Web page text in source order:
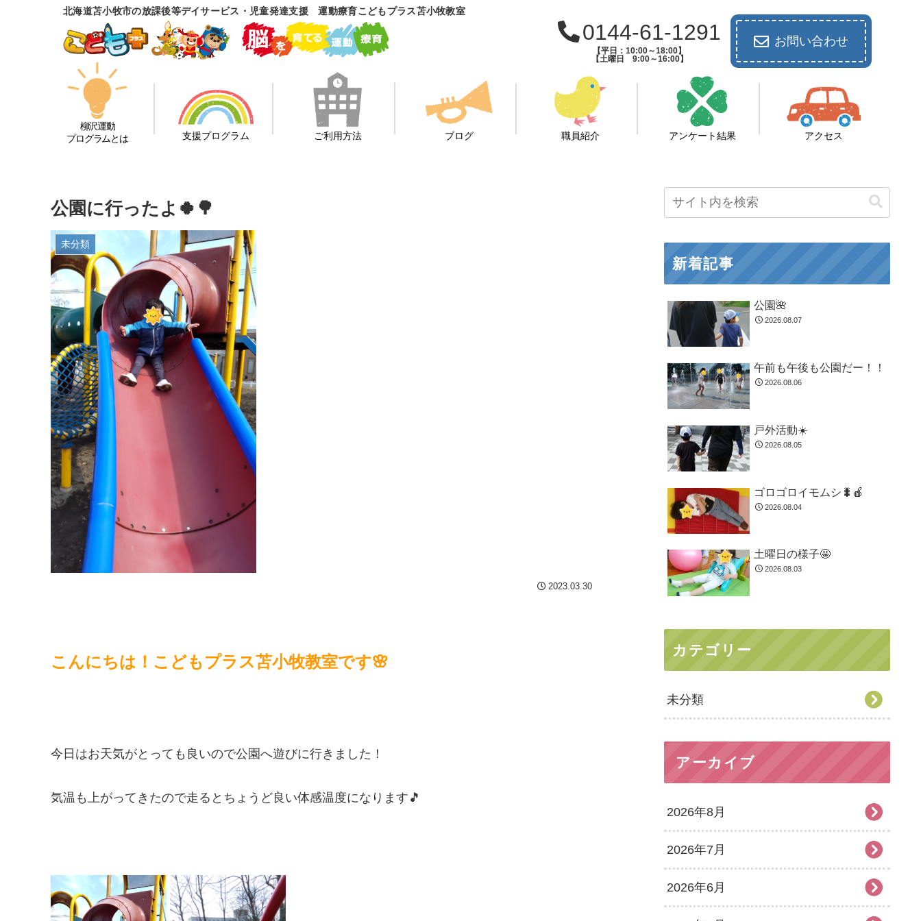
北海道苫小牧市の放課後等デイサービス・児童発達支援 運動療育こどもプラス苫小牧教室
0144-61-1291
【平日：10:00～18:00】
【土曜日 9:00～16:00】
お問い合わせ
柳沢運動
プログラムとは
支援プログラム ご利用方法 ブログ 職員紹介 アンケート結果 アクセス
公園に行ったよ🍀🌳
未分類
2023.03.30
こんにちは！こどもプラス苫小牧教室です🌸
今日はお天気がとっても良いので公園へ遊びに行きました！
気温も上がってきたので走るとちょうど良い体感温度になります🎵
新着記事
公園🌺
2026.08.07
午前も午後も公園だー！！
2026.08.06
戸外活動☀️
2026.08.05
ゴロゴロイモムシ🐛🍎
2026.08.04
土曜日の様子🤩
2026.08.03
カテゴリー
未分類
アーカイブ
2026年8月
2026年7月
2026年6月